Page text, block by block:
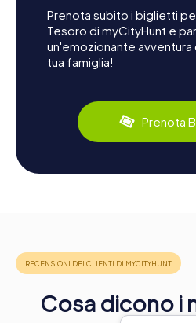
Prenota subito i biglietti
Tesoro di myCityHunt e
un'emozionante avventura
tua famiglia!
Prenota
Cosa dicono i